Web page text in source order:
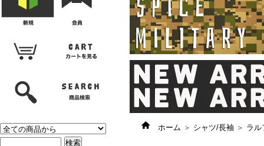
ホーム ＞ シャツ/長袖 ＞ ラル